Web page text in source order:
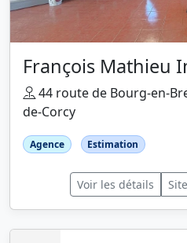
François Mathieu
44 route de Bourg-en-
de-Corcy
Agence Estimation
Voir les détails